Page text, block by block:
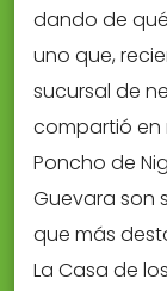
dando de
uno que,
sucursal de
compartió en
Poncho de
Guevara son
que más
La Casa de